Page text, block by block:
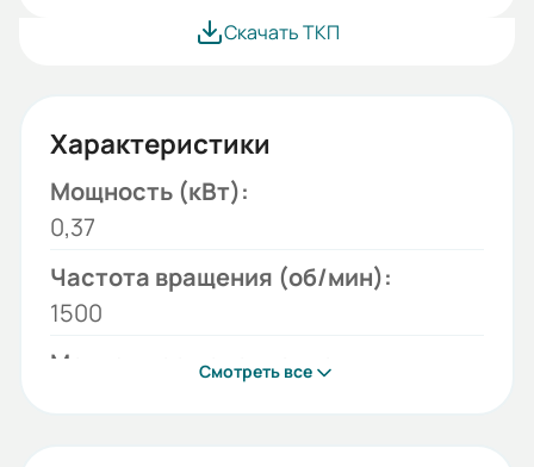
Скачать ТКП
Характеристики
Мощность (кВт):
0,37
Частота вращения (об/мин):
1500
Монтажное исполнение:
Смотреть все